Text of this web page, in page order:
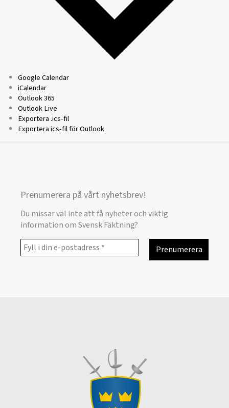
Google Calendar
iCalendar
Outlook 365
Outlook Live
Exportera .ics-fil
Exportera ics-fil för Outlook
Prenumerera på vårt nyhetsbrev!
Du missar väl inte att få nyheter och viktig
information om Svensk Fäktning?